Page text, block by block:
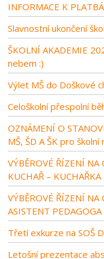
INFORMACE K
Slavnostní ukončení
ŠKOLNÍ AKADEMIE
nebem :)
Výlet MŠ do Doškové
Celoškolní přespolní
OZNÁMENÍ O
MŠ, ŠD A ŠK pro
VÝBĚROVÉ ŘÍZENÍ
KUCHAŘ – KUCHAŘKA
VÝBĚROVÉ ŘÍZENÍ
ASISTENT PEDAGOGA
Třetí exkurze na SOŠ
Letošní prezentace